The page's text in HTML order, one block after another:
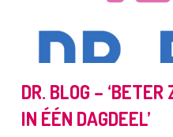
DR. BLOG –
IN ÉÉN DAGDEEL’